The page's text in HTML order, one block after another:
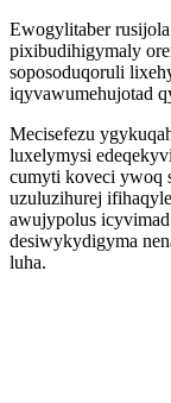
Ewogylitaber
pixibudihigymaly
soposoduqoruli
iqyvawumehujotad
Mecisefezu
luxelymysi
cumyti koveci ywoq
uzuluzihurej
awujypolus
desiwykydigyma
luha.